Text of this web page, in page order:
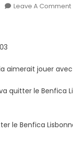
Leave A Comment
aimerait jouer
quitter le Benfica
le Benfica